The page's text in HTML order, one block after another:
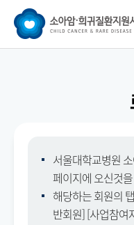
서울대학교병원
페이지에 오신것
해당하는 회원의
반회원] [사업참여